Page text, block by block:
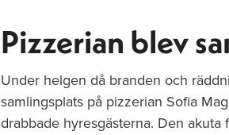
Pizzerian blev
Under helgen då branden och
samlingsplats på pizzerian Sofia
drabbade hyresgästerna. Den